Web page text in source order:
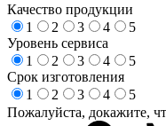
Качество продукции
1
2 3 4
5
Уровень сервиса
1
2 3 4
5
Срок изготовления
1
2 3 4
5
Пожалуйста, докажите,